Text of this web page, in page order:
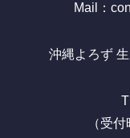
Mail：
沖縄よろず
（受